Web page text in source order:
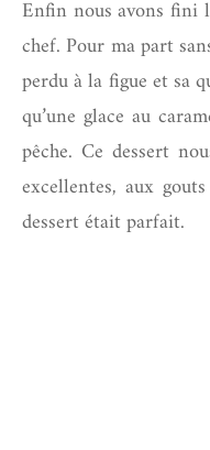
Enfin nous avons fini
chef. Pour ma part
perdu à la figue et sa
qu’une glace au
pêche. Ce dessert
excellentes, aux
dessert était parfait.